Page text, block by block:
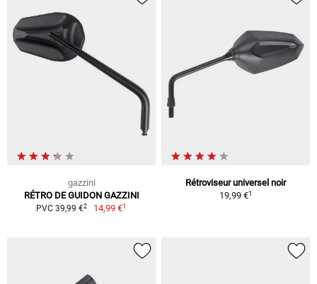
gazzini
RÉTRO DE GUIDON GAZZINI
PVC 39,99 €2 14,99 €1
Rétroviseur universel noir
19,99 €1